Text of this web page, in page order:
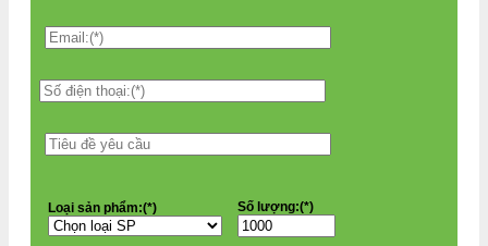
Loại sản phẩm:(*) Số lượng:(*)